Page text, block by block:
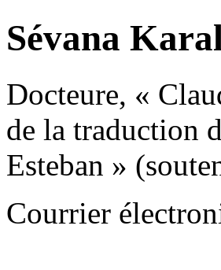
Sévana
Docteure, «
de la traduction
Esteban »
Courrier